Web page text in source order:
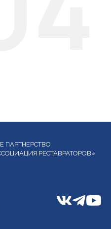
ПАРТНЕРСТВО
РЕСТАВРАТОРОВ»